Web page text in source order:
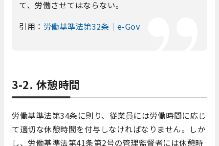
て、労働させてはならない。
引用： 労働基準法第32条｜e-Gov
3-2. 休憩時間
労働基準法第34条に則り、従業員には労働時間に応じ
て適切な休憩時間を付与しなければなりません。しか
し、労働基準法第41条第2号の管理監督者には休憩時